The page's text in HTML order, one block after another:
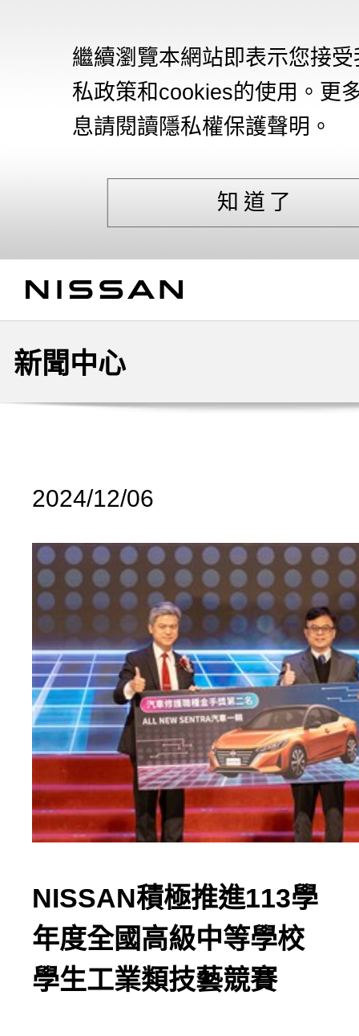
繼續瀏覽本網站即表示您接
私政策和cookies的使用。更
息請閱讀隱私權保護聲明。
知道了
新聞中心
2024/12/06
NISSAN積極推進113學
年度全國高級中等學校
學生工業類技藝競賽